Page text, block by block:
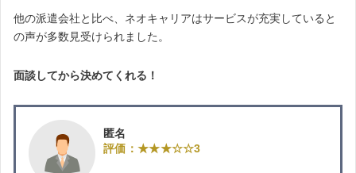
他の派遣会社と比べ、ネオキャリアはサービスが充実していると
の声が多数見受けられました。
面談してから決めてくれる！
匿名
評価：★★★☆☆3